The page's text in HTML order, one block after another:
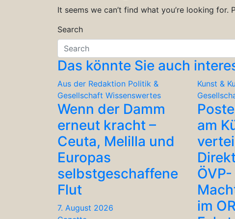
It seems we can’t find what you’re looking for.
Search
Das könnte Sie auch
Aus der Redaktion Politik &
Gesellschaft Wissenswertes
Wenn der Damm
erneut kracht –
Ceuta, Melilla und
Europas
selbstgeschaffene
Flut
7. August 2026
Kunst &
am
ÖVP-
im